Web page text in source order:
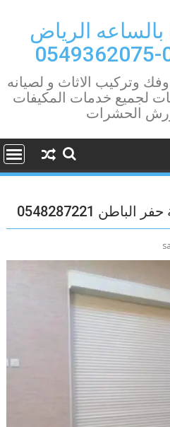
الرياض
وتركيب الاثاث و لصيانه
لجميع خدمات المكيفات
الحشرات
0548287221